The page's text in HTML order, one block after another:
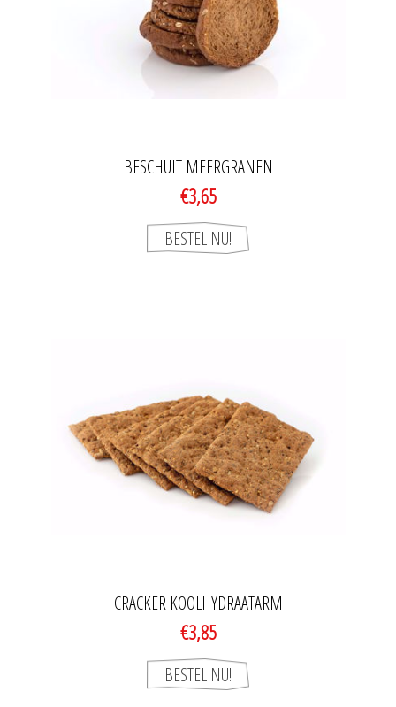
BESCHUIT MEERGRANEN
€3,65
CRACKER KOOLHYDRAATARM
€3,85